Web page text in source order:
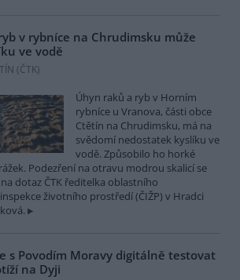
v rybníce na Chrudimsku může
ve vodě
(ČTK)
Úhyn raků a ryb v Horním
rybníce u Vranova, části obce
Ctětín na Chrudimsku, má na
svědomí nedostatek kyslíku ve
vodě. Způsobilo ho horké
Podezření na otravu modrou skalicí se
dotaz ČTK ředitelka oblastního
životního prostředí (ČIŽP) v Hradci
s Povodím Moravy digitálně testovat
na Dyji